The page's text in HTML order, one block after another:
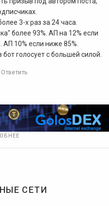
3-х раз за 24 часа.
более 93%. АП на 12% если
АП 10% если ниже 85%.
голосует с большей силой.
Ответить
СЕТИ